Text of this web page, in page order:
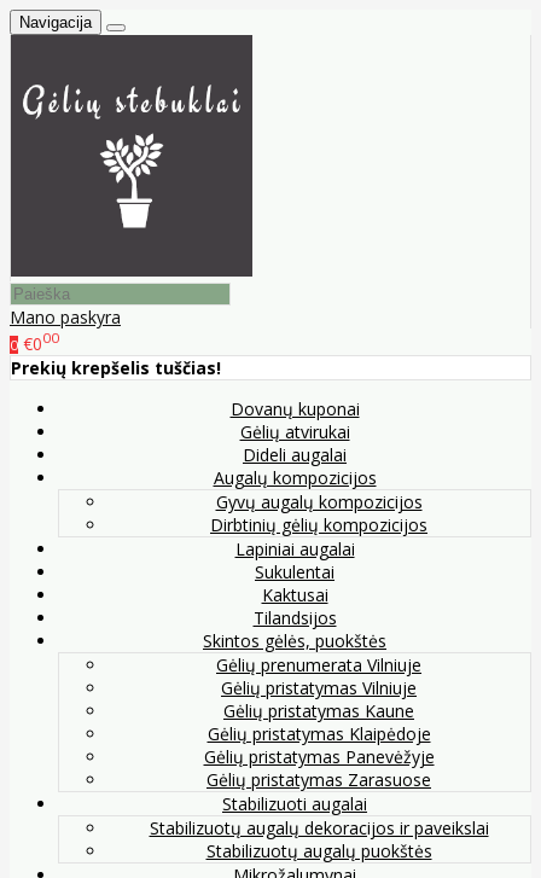
Navigacija
Mano paskyra
0 €000
Prekių krepšelis tuščias!
Dovanų kuponai
Gėlių atvirukai
Dideli augalai
Augalų kompozicijos
Gyvų augalų kompozicijos
Dirbtinių gėlių kompozicijos
Lapiniai augalai
Sukulentai
Kaktusai
Tilandsijos
Skintos gėlės, puokštės
Gėlių prenumerata Vilniuje
Gėlių pristatymas Vilniuje
Gėlių pristatymas Kaune
Gėlių pristatymas Klaipėdoje
Gėlių pristatymas Panevėžyje
Gėlių pristatymas Zarasuose
Stabilizuoti augalai
Stabilizuotų augalų dekoracijos ir paveikslai
Stabilizuotų augalų puokštės